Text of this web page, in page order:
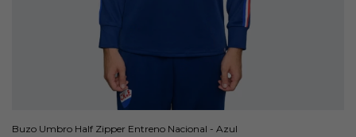
Buzo Umbro Half Zipper Entreno Nacional - Azul